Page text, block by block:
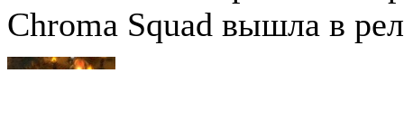
Chroma Squad вышла в